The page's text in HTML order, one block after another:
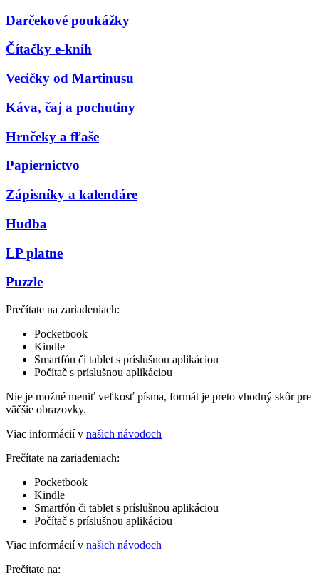
Darčekové poukážky
Čítačky e-kníh
Vecičky od Martinusu
Káva, čaj a pochutiny
Hrnčeky a fľaše
Papiernictvo
Zápisníky a kalendáre
Hudba
LP platne
Puzzle
Prečítate na zariadeniach:
Pocketbook
Kindle
Smartfón či tablet s príslušnou aplikáciou
Počítač s príslušnou aplikáciou
Nie je možné meniť veľkosť písma, formát je preto vhodný skôr pre
väčšie obrazovky.
Viac informácií v našich návodoch
Prečítate na zariadeniach:
Pocketbook
Kindle
Smartfón či tablet s príslušnou aplikáciou
Počítač s príslušnou aplikáciou
Viac informácií v našich návodoch
Prečítate na: